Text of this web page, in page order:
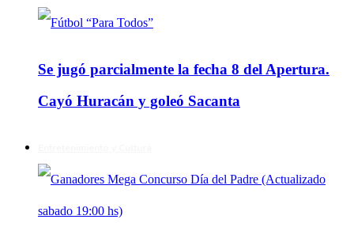
Se jugó parcialmente la fecha 8 del Apertura.
Cayó Huracán y goleó Sacanta